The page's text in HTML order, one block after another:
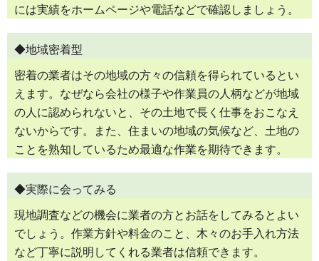
には実績をホームページや電話などで確認しましょう。
◆地域密着型
密着の業者はその地域の方々の信頼を得られているとい
えます。なぜなら会社の様子や作業員の人柄などが地域
の人に認められないと、その土地で長く仕事をおこなえ
ないからです。また、住まいの地域の気候など、土地の
ことを熟知しているため最適な作業を期待できます。
◆実際に会ってみる
現地調査などの機会に業者の方とお話をしてみるとよい
でしょう。作業方針や料金のこと、木々のお手入れ方法
など丁寧に説明してくれる業者は信頼できます。